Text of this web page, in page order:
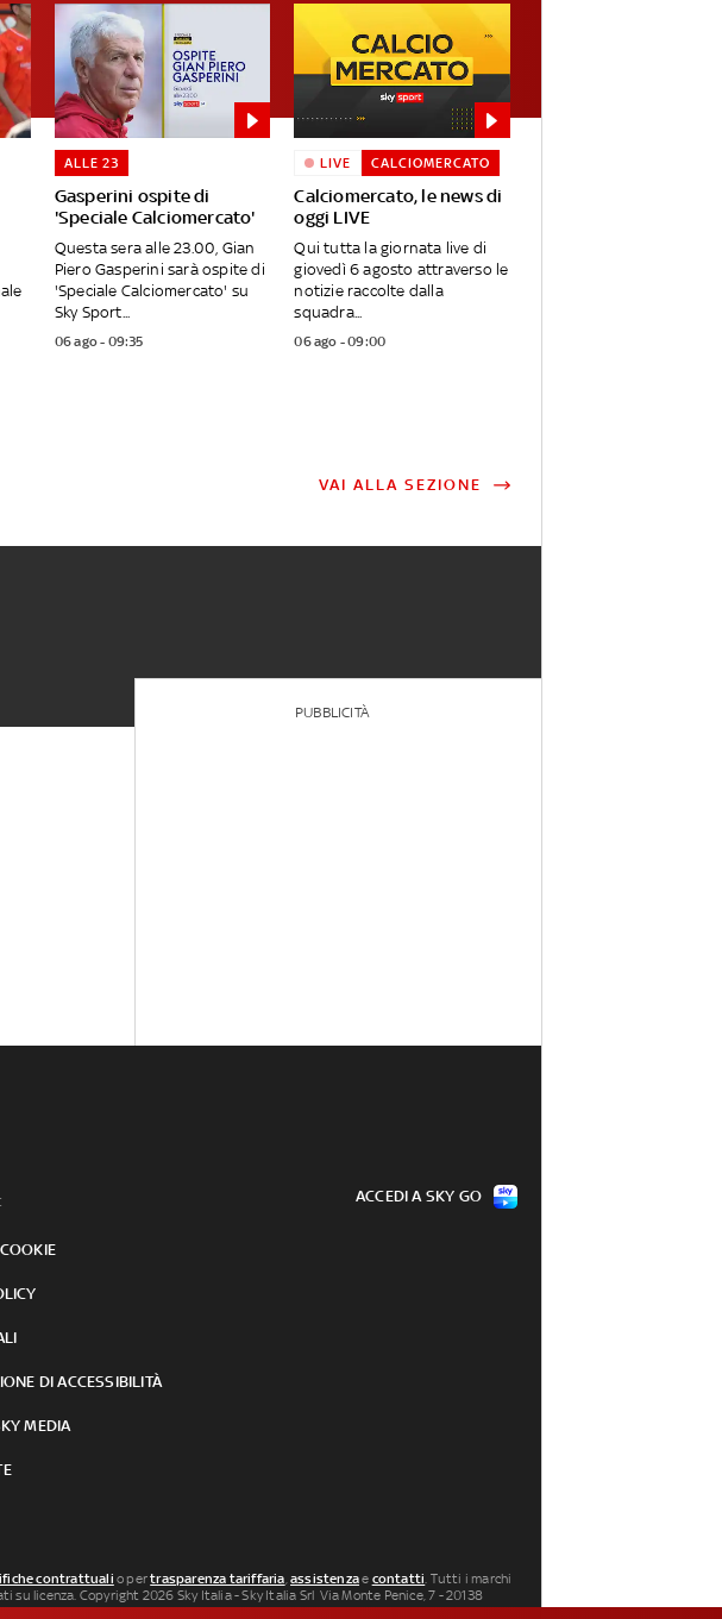
Gasperini ospite di
'Speciale Calciomercato'
ALLE 23
Questa sera alle 23.00, Gian
Piero Gasperini sarà ospite di
'Speciale Calciomercato' su
Sky Sport...
06 ago - 09:35
Calciomercato, le news di
oggi LIVE
LIVE CALCIOMERCATO
Qui tutta la giornata live di
giovedì 6 agosto attraverso le
notizie raccolte dalla
squadra...
06 ago - 09:00
VAI ALLA SEZIONE
PUBBLICITÀ
DI ACCESSIBILITÀ
MEDIA
ACCEDI A SKY GO
contrattuali o pertrasparenza tariffaria,assistenzae contatti. Tutti i marchi
licenza. Copyright 2026 Sky Italia - Sky Italia Srl Via Monte Penice, 7 - 20138